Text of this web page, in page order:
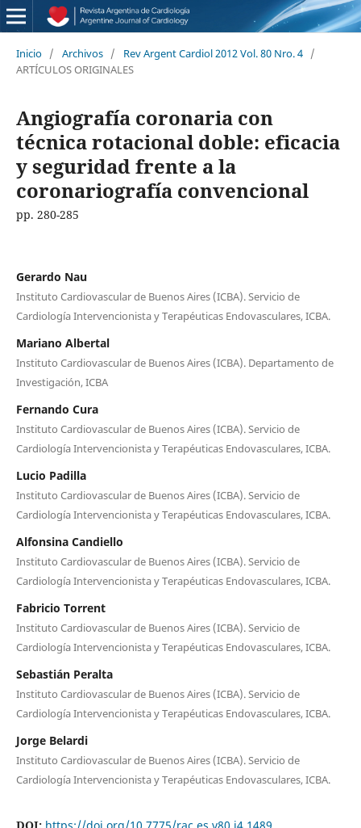
Inicio / Archivos / Rev Argent Cardiol 2012 Vol. 80 Nro. 4 /
ARTÍCULOS ORIGINALES
Angiografía coronaria con
técnica rotacional doble: eficacia
y seguridad frente a la
coronariografía convencional
pp. 280-285
Gerardo Nau
Instituto Cardiovascular de Buenos Aires (ICBA). Servicio de
Cardiología Intervencionista y Terapéuticas Endovasculares, ICBA.
Mariano Albertal
Instituto Cardiovascular de Buenos Aires (ICBA). Departamento de
Investigación, ICBA
Fernando Cura
Instituto Cardiovascular de Buenos Aires (ICBA). Servicio de
Cardiología Intervencionista y Terapéuticas Endovasculares, ICBA.
Lucio Padilla
Instituto Cardiovascular de Buenos Aires (ICBA). Servicio de
Cardiología Intervencionista y Terapéuticas Endovasculares, ICBA.
Alfonsina Candiello
Instituto Cardiovascular de Buenos Aires (ICBA). Servicio de
Cardiología Intervencionista y Terapéuticas Endovasculares, ICBA.
Fabricio Torrent
Instituto Cardiovascular de Buenos Aires (ICBA). Servicio de
Cardiología Intervencionista y Terapéuticas Endovasculares, ICBA.
Sebastián Peralta
Instituto Cardiovascular de Buenos Aires (ICBA). Servicio de
Cardiología Intervencionista y Terapéuticas Endovasculares, ICBA.
Jorge Belardi
Instituto Cardiovascular de Buenos Aires (ICBA). Servicio de
Cardiología Intervencionista y Terapéuticas Endovasculares, ICBA.